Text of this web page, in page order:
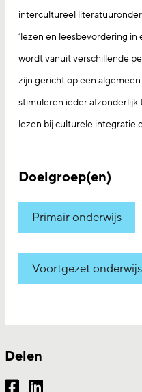
intercultureel
‘lezen en leesbevordering
wordt vanuit verschillende
zijn gericht op een
stimuleren ieder
lezen bij culturele integratie
Doelgroep(en)
Primair onderwijs
Voortgezet onderwijs
Delen